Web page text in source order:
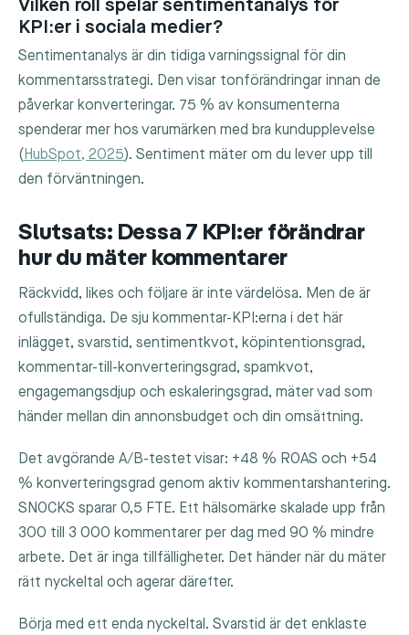
Vilken roll spelar sentimentanalys för
KPI:er i sociala medier?
Sentimentanalys är din tidiga varningssignal för din
kommentarsstrategi. Den visar tonförändringar innan de
påverkar konverteringar. 75 % av konsumenterna
spenderar mer hos varumärken med bra kundupplevelse
(HubSpot, 2025). Sentiment mäter om du lever upp till
den förväntningen.
Slutsats: Dessa 7 KPI:er förändrar
hur du mäter kommentarer
Räckvidd, likes och följare är inte värdelösa. Men de är
ofullständiga. De sju kommentar-KPI:erna i det här
inlägget, svarstid, sentimentkvot, köpintentionsgrad,
kommentar-till-konverteringsgrad, spamkvot,
engagemangsdjup och eskaleringsgrad, mäter vad som
händer mellan din annonsbudget och din omsättning.
Det avgörande A/B-testet visar: +48 % ROAS och +54
% konverteringsgrad genom aktiv kommentarshantering.
SNOCKS sparar 0,5 FTE. Ett hälsomärke skalade upp från
300 till 3 000 kommentarer per dag med 90 % mindre
arbete. Det är inga tillfälligheter. Det händer när du mäter
rätt nyckeltal och agerar därefter.
Börja med ett enda nyckeltal. Svarstid är det enklaste